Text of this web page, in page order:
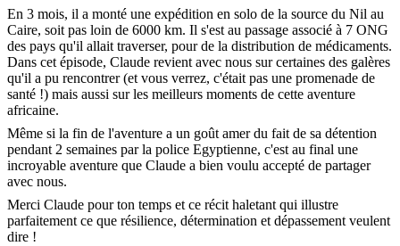
En 3 mois, il a monté une expédition en solo de la source du Nil au
Caire, soit pas loin de 6000 km. Il s'est au passage associé à 7 ONG
des pays qu'il allait traverser, pour de la distribution de médicaments.
Dans cet épisode, Claude revient avec nous sur certaines des galères
qu'il a pu rencontrer (et vous verrez, c'était pas une promenade de
santé !) mais aussi sur les meilleurs moments de cette aventure
africaine.
Même si la fin de l'aventure a un goût amer du fait de sa détention
pendant 2 semaines par la police Egyptienne, c'est au final une
incroyable aventure que Claude a bien voulu accepté de partager
avec nous.
Merci Claude pour ton temps et ce récit haletant qui illustre
parfaitement ce que résilience, détermination et dépassement veulent
dire !